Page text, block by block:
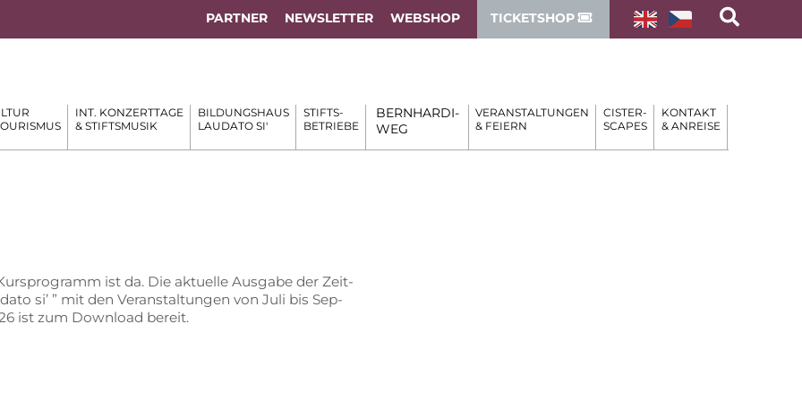
PARTNER NEWSLETTER WEBSHOP TICKETSHOP
INT. KONZERTTAGE
& STIFTSMUSIK
BILDUNGSHAUS
LAUDATO SI'
STIFTS-
BETRIEBE
BERNHARDI-
WEG
VERANSTALTUNGEN
& FEIERN
CISTER-
SCAPES
KONTAKT
& ANREISE
ist da. Die ak­tu­el­le Aus­ga­be der Zeit­
si’ ” mit den Ver­an­stal­tun­gen von Juli bis Sep­
ist zum Down­load bereit.